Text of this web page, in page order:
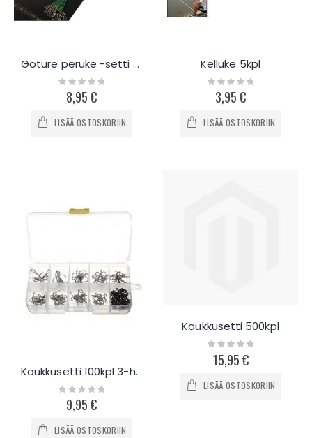
Goture peruke -setti 100kpl
Rating:
0%8,95 €
LISÄÄ OSTOSKORIIN
Kelluke 5kpl
Rating:
0%3,95 €
LISÄÄ OSTOSKORIIN
Koukkusetti 100kpl 3-haara
Rating:
0%9,95 €
LISÄÄ OSTOSKORIIN
Koukkusetti 500kpl
Rating:
0%
15,95 €
LISÄÄ OSTOSKORIIN